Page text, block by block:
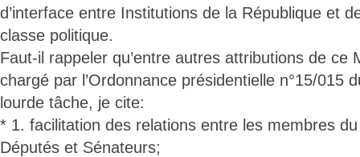
d’interface entre Institutions de la République et
classe politique.
Faut-il rappeler qu’entre autres attributions de ce
chargé par l’Ordonnance présidentielle n°15/015
lourde tâche, je cite:
* 1. facilitation des relations entre les membres
Députés et Sénateurs;